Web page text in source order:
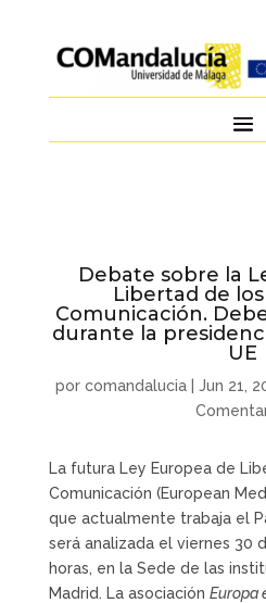
Debate sobre la
Libertad de
Comunicación.
durante la
UE
por comandalucia| Jun 21,
La futura Ley Europea de
Comunicación (European
que actualmente trabaja el
será analizada el viernes 30
horas, en la Sede de las
Madrid. La asociación Europa